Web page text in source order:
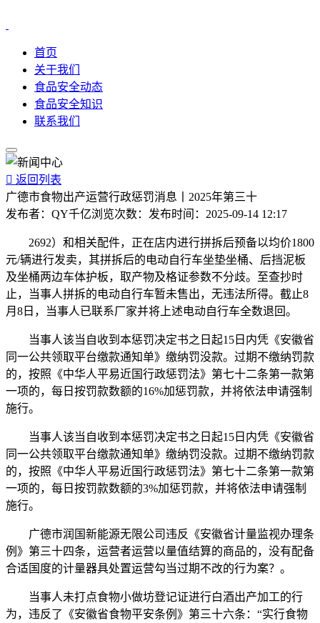
首页
关于我们
食品安全动态
食品安全知识
联系我们
 返回列表
广德市食物出产运营行政惩罚消息丨2025年第三十
发布者： QY千亿浏览次数： 发布时间： 2025-09-14 12:17
2692）和相关配件，正在店内进行拼拆后预备以均价1800
元/辆进行发卖，其拼拆后的电动自行车坐垫坐桶、后挡泥板
及坐桶两边车体护板，取产物及格证参数不分歧。至查抄时
止，当事人拼拆的电动自行车暂未售出，无违法所得。截止8
月8日，当事人已联系厂家并将上述电动自行车全数退回。
当事人该当自收到本惩罚决定书之日起15日内凭《安徽省
同一公共领取平台缴款通知单》缴纳罚没款。过期不缴纳罚款
的，按照《中华人平易近国行政惩罚法》第七十二条第一款第
一项的，每日按罚款数额的16%加惩罚款，并将依法申请强制
施行。
当事人该当自收到本惩罚决定书之日起15日内凭《安徽省
同一公共领取平台缴款通知单》缴纳罚没款。过期不缴纳罚款
的，按照《中华人平易近国行政惩罚法》第七十二条第一款第
一项的，每日按罚款数额的3%加惩罚款，并将依法申请强制
施行。
广德市润国新能源无限公司违反《安徽省计量监视办理条
例》第三十四条，运营者运营以量值结算的商品的，没有配备
合适国度的计量器具处置运营勾当过期不改的行为案？。
当事人未打点食物小做坊登记证进行白酒出产加工的行
为，违反了《安徽省食物平安条例》第三十六条：“实行食物